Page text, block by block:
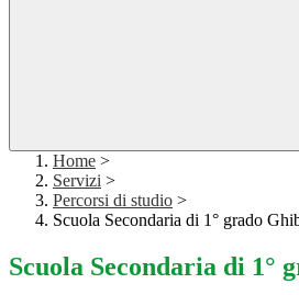
Home >
Servizi >
Percorsi di studio >
Scuola Secondaria di 1° grado
Scuola Secondaria di 1°